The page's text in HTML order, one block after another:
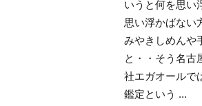
いうと何を思い
思い浮かばない
みやきしめんや
と・・そう名古
社エガオールで
鑑定という ...